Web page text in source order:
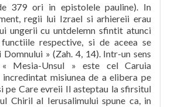
379 ori in epistolele pauline). In
regii lui Izrael si arhiereii erau
ungerii cu untdelemn sfintit atunci
respective, si de aceea se
Domnului » (Zah. 4, 14). Intr-un sens
Mesia-Unsul » este cel Caruia
incredintat misiunea de a elibera pe
pe Care evreii Il asteptau la sfirsitul
Chiril al Ierusalimului spune ca, in